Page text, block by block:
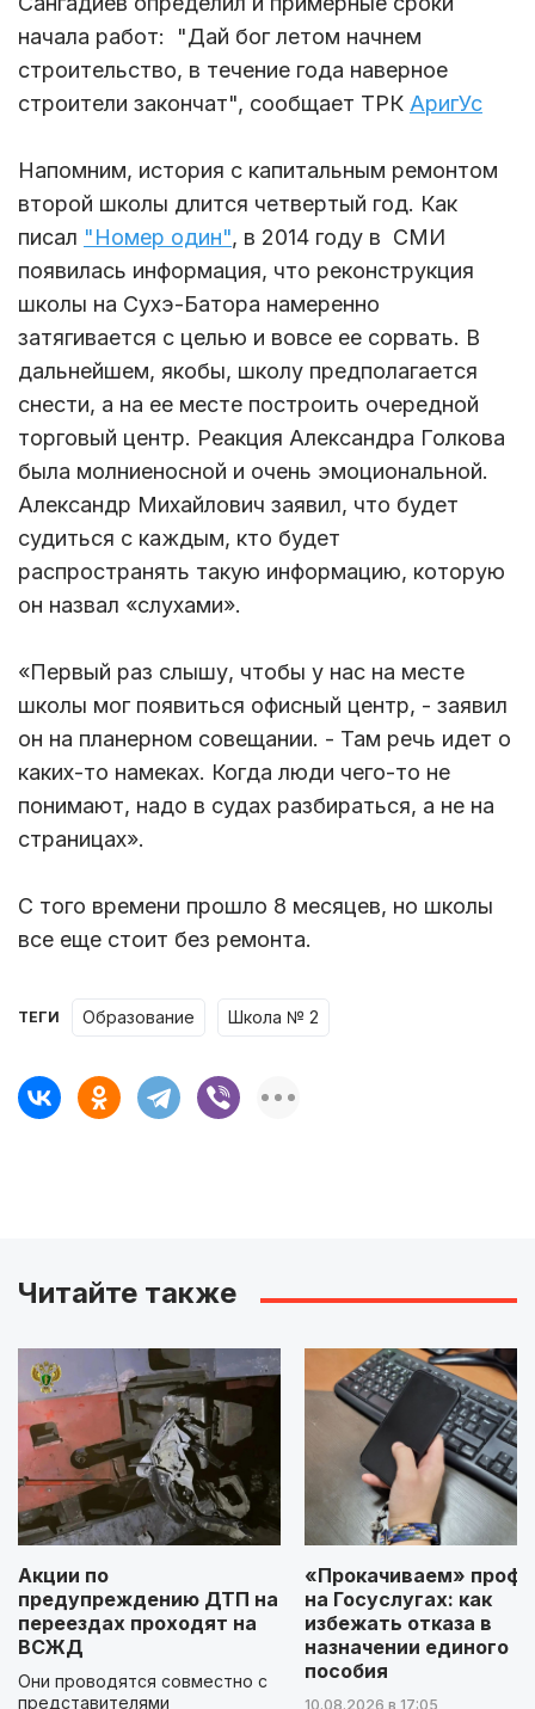
начала работ: "Дай бог летом начнем
строительство, в течение года наверное
строители закончат", сообщает ТРК АригУс
Напомним, история с капитальным ремонтом
второй школы длится четвертый год. Как
писал "Номер один", в 2014 году в СМИ
появилась информация, что реконструкция
школы на Сухэ-Батора намеренно
затягивается с целью и вовсе ее сорвать. В
дальнейшем, якобы, школу предполагается
снести, а на ее месте построить очередной
торговый центр. Реакция Александра Голкова
была молниеносной и очень эмоциональной.
Александр Михайлович заявил, что будет
судиться с каждым, кто будет
распространять такую информацию, которую
он назвал «слухами».
«Первый раз слышу, чтобы у нас на месте
школы мог появиться офисный центр, - заявил
он на планерном совещании. - Там речь идет о
каких-то намеках. Когда люди чего-то не
понимают, надо в судах разбираться, а не на
страницах».
С того времени прошло 8 месяцев, но школы
все еще стоит без ремонта.
ТЕГИ образование школа № 2
Читайте также
Акции по
предупреждению ДТП на
переездах проходят на
ВСЖД
Они проводятся совместно с
представителями
«Прокачиваем»
на Госуслугах: как
избежать отказа в
назначении единого
пособия
10.08.2026 в 17:05